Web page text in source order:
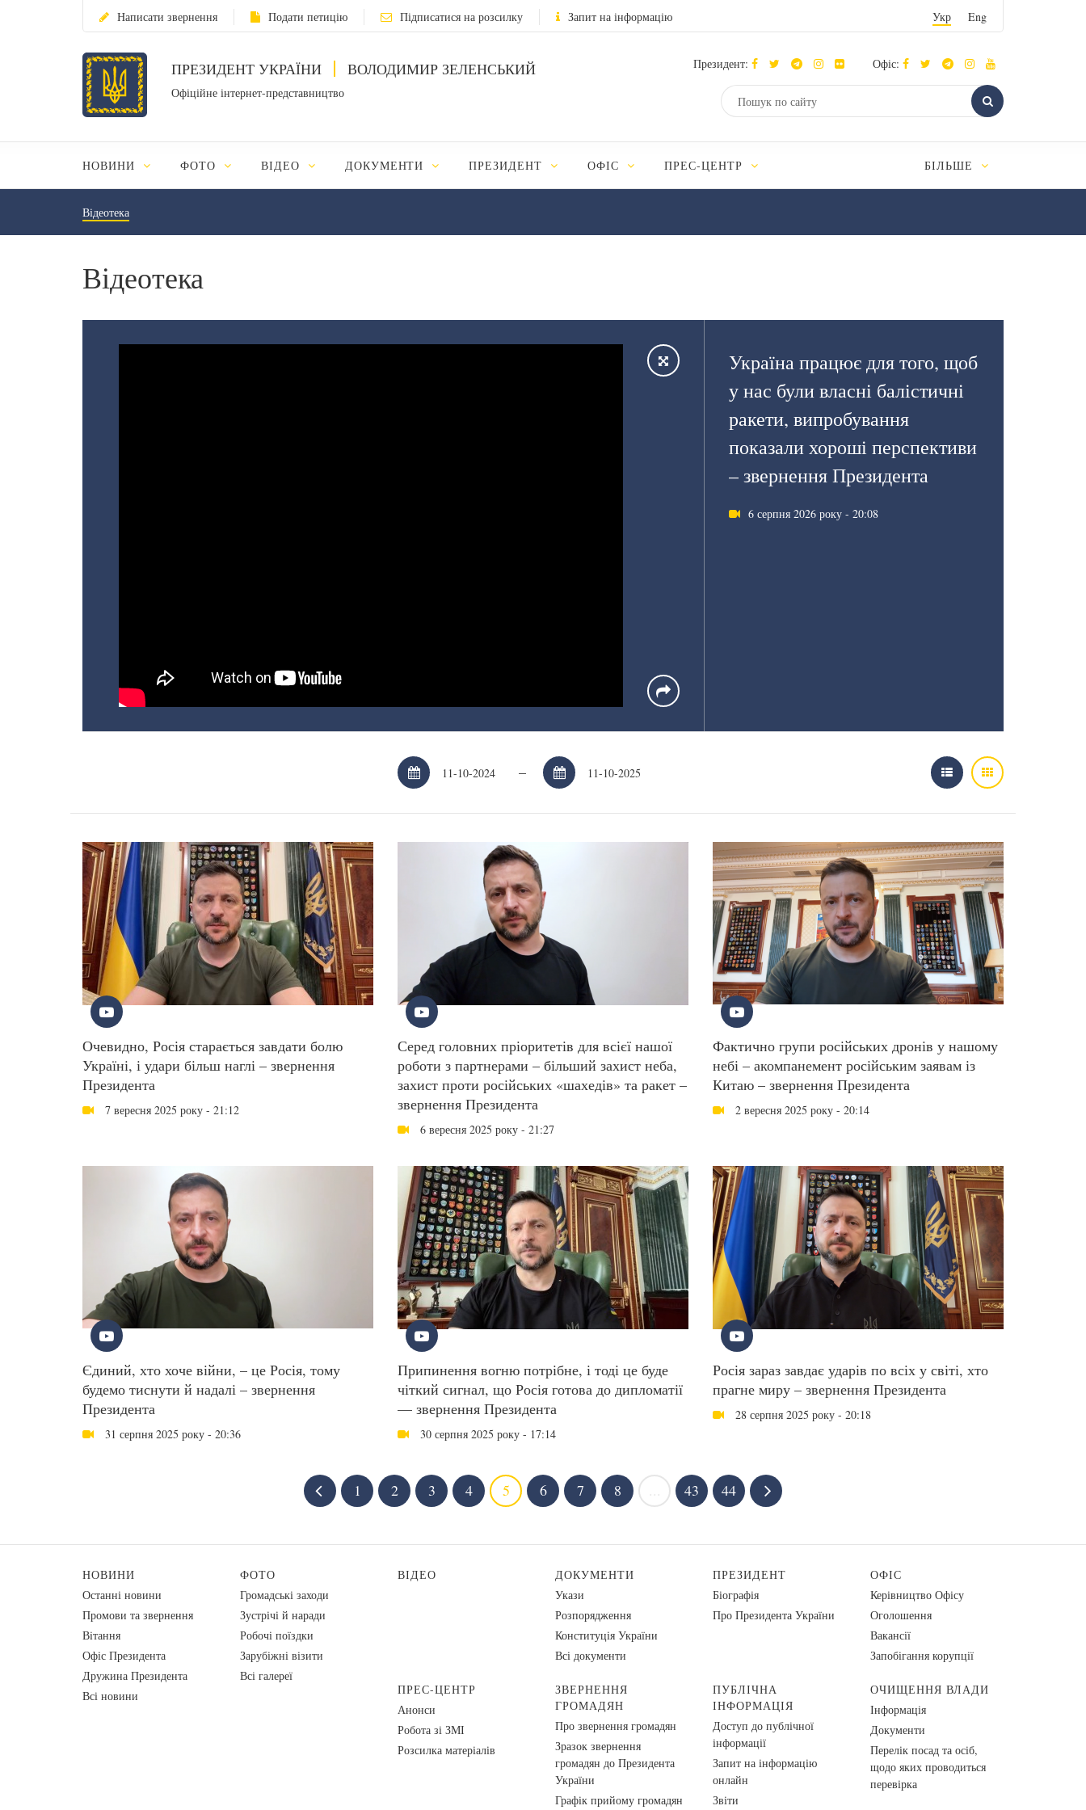
Написати звернення Подати петицію Підписатися на розсилку Запит на інформацію Укр Eng
ПРЕЗИДЕНТ УКРАЇНИ ВОЛОДИМИР ЗЕЛЕНСЬКИЙ
Офіційне інтернет-представництво
Президент: Офіс:
НОВИНИ ФОТО ВІДЕО ДОКУМЕНТИ ПРЕЗИДЕНТ ОФІС ПРЕС-ЦЕНТР БІЛЬШЕ
Відеотека
Відеотека
Україна працює для того, щоб
у нас були власні балістичні
ракети, випробування
показали хороші перспективи
– звернення Президента
6 серпня 2026 року - 20:08
–
Очевидно, Росія старається завдати болю
Україні, і удари більш наглі – звернення
Президента
7 вересня 2025 року - 21:12
Серед головних пріоритетів для всієї нашої
роботи з партнерами – більший захист неба,
захист проти російських «шахедів» та ракет –
звернення Президента
6 вересня 2025 року - 21:27
Фактично групи російських дронів у нашому
небі – акомпанемент російським заявам із
Китаю – звернення Президента
2 вересня 2025 року - 20:14
Єдиний, хто хоче війни, – це Росія, тому
будемо тиснути й надалі – звернення
Президента
31 серпня 2025 року - 20:36
Припинення вогню потрібне, і тоді це буде
чіткий сигнал, що Росія готова до дипломатії
— звернення Президента
30 серпня 2025 року - 17:14
Росія зараз завдає ударів по всіх у світі, хто
прагне миру – звернення Президента
28 серпня 2025 року - 20:18
1 2 3 4 5 6 7 8 43 44
НОВИНИ
Останні новини
Промови та звернення
Вiтання
Офіс Президента
Дружина Президента
Всі новини
ФОТО
Громадські заходи
Зустрічі й наради
Робочі поїздки
Зарубіжні візити
Всі галереї
ВІДЕО
ДОКУМЕНТИ
Укази
Розпорядження
Конституція України
Всі документи
ПРЕЗИДЕНТ
Біографія
Про Президента України
ОФІС
Керівництво Офісу
Оголошення
Вакансії
Запобігання корупції
ПРЕС-ЦЕНТР
Анонси
Робота зі ЗМІ
Розсилка матеріалів
ЗВЕРНЕННЯ
ГРОМАДЯН
Про звернення громадян
Зразок звернення
громадян до Президента
України
Графік прийому громадян
ПУБЛІЧНА
ІНФОРМАЦІЯ
Доступ до публічної
інформації
Запит на інформацію
онлайн
Звіти
ОЧИЩЕННЯ ВЛАДИ
Інформація
Документи
Перелік посад та осіб,
щодо яких проводиться
перевірка